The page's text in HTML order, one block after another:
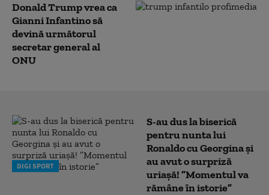
Donald Trump vrea ca
Gianni Infantino să
devină următorul
secretar general al
ONU
DIGI SPORT
S-au dus la biserică
pentru nunta lui
Ronaldo cu Georgina și
au avut o surpriză
uriașă! ”Momentul va
rămâne în istorie”